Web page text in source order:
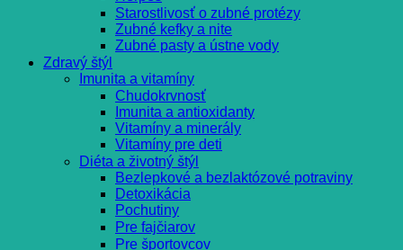
Starostlivosť o zubné protézy
Zubné kefky a nite
Zubné pasty a ústne vody
Zdravý štýl
Imunita a vitamíny
Chudokrvnosť
Imunita a antioxidanty
Vitamíny a minerály
Vitamíny pre deti
Diéta a životný štýl
Bezlepkové a bezlaktózové potraviny
Detoxikácia
Pochutiny
Pre fajčiarov
Pre športovcov